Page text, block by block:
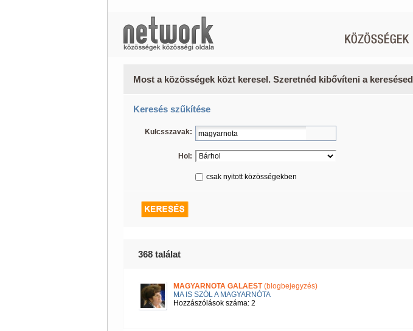
Most a közösségek közt keresel. Szeretnéd kibővíteni a keresésed
Keresés szűkítése
Kulcsszavak:
Hol:
csak nyitott közösségekben
368 találat
MAGYARNOTA GALAEST(blogbejegyzés)
MA IS SZÓL A MAGYARNÓTA
Hozzászólások száma: 2